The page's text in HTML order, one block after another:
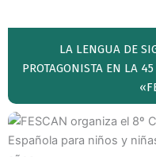
LA LENGUA DE
PROTAGONISTA EN LA